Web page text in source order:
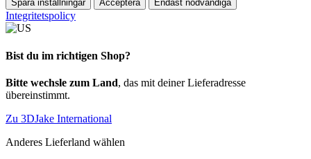
Spara inställningar Acceptera Endast nödvändiga
Integritetspolicy
Bist du im richtigen Shop?
Bitte wechsle zum Land, das mit deiner Lieferadresse
übereinstimmt.
Zu 3DJake International
Anderes Lieferland wählen